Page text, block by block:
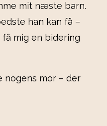
mit næste barn.
han kan få –
mig en bidering
mor – der